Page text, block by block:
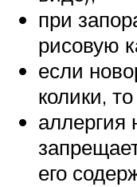
при
рисовую
если
колики,
аллергия
его